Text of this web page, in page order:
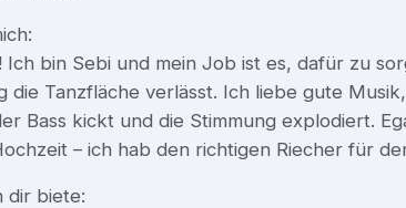
Ich bin Sebi und mein Job ist es, dafür zu
die Tanzfläche verlässt. Ich liebe gute
Bass kickt und die Stimmung explodiert.
– ich hab den richtigen Riecher für
dir biete: